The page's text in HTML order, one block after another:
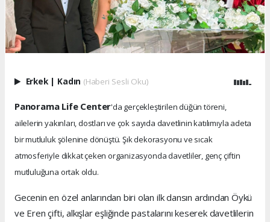
Erkek | Kadın (Haberi Sesli Oku)
Panorama Life Center'da gerçekleştirilen düğün töreni,
ailelerin yakınları, dostları ve çok sayıda davetlinin katılımıyla adeta
bir mutluluk şölenine dönüştü. Şık dekorasyonu ve sıcak
atmosferiyle dikkat çeken organizasyonda davetliler, genç çiftin
mutluluğuna ortak oldu.
Gecenin en özel anlarından biri olan ilk dansın ardından Öykü
ve Eren çifti, alkışlar eşliğinde pastalarını keserek davetlilerin